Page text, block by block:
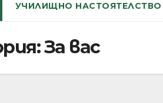
УЧИЛИЩНО НАСТОЯТЕЛСТВО
За вас